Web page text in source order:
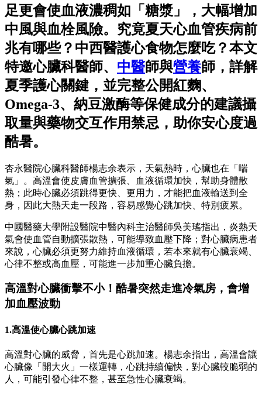
足更會使血液濃稠如「糖漿」，大幅增加
中風與血栓風險。究竟夏天心血管疾病前
兆有哪些？中西醫護心食物怎麼吃？本文
特邀心臟科醫師、 中醫師與營養師，詳解
夏季護心關鍵，並完整公開紅麴、
Omega-3、納豆激酶等保健成分的建議攝
取量與藥物交互作用禁忌，助你安心度過
酷暑。
杏永醫院心臟科醫師楊志余表示，天氣熱時，心臟也在「喘
氣」。高溫會使皮膚血管擴張、血液循環加快，幫助身體散
熱；此時心臟必須跳得更快、更用力，才能把血液輸送到全
身，因此大熱天走一段路，容易感覺心跳加快、特別疲累。
中國醫藥大學附設醫院中醫內科主治醫師吳美瑤指出，炎熱天
氣會使血管自動擴張散熱，可能導致血壓下降；對心臟病患者
來說，心臟必須更努力維持血液循環，若本來就有心臟衰竭、
心律不整或高血壓，可能進一步加重心臟負擔。
高溫對心臟衝擊不小！酷暑突然走進冷氣房，會增
加血壓波動
1.高溫使心臟心跳加速
高溫對心臟的威脅，首先是心跳加速。楊志余指出，高溫會讓
心臟像「開大火」一樣運轉，心跳持續偏快，對心臟較脆弱的
人，可能引發心律不整，甚至急性心臟衰竭。